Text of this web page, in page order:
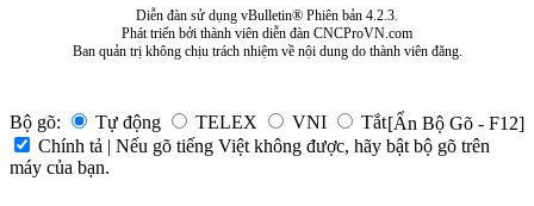
Diễn đàn sử dụng vBulletin® Phiên bản 4.2.3.
Phát triển bởi thành viên diễn đàn CNCProVN.com
Ban quản trị không chịu trách nhiệm về nội dung do thành viên đăng.
Bộ gõ: Tự động TELEX VNI Tắt[Ẩn Bộ Gõ - F12]
Chính tả | Nếu gõ tiếng Việt không được, hãy bật bộ gõ trên
máy của bạn.